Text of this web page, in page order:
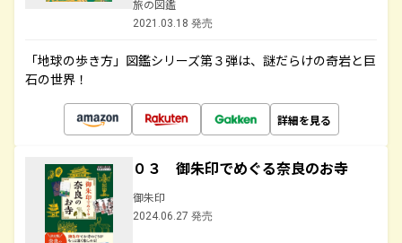
旅の図鑑
2021.03.18 発売
「地球の歩き方」図鑑シリーズ第３弾は、謎だらけの奇岩と巨
石の世界！
詳細を見る
０３ 御朱印でめぐる奈良のお寺
御朱印
2024.06.27 発売